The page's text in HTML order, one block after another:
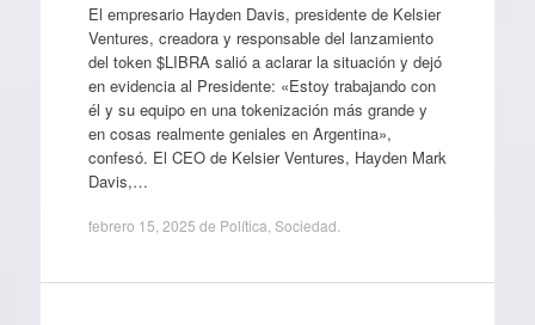
El empresario Hayden Davis, presidente de Kelsier
Ventures, creadora y responsable del lanzamiento
del token $LIBRA salió a aclarar la situación y dejó
en evidencia al Presidente: «Estoy trabajando con
él y su equipo en una tokenización más grande y
en cosas realmente geniales en Argentina»,
confesó. El CEO de Kelsier Ventures, Hayden Mark
Davis,…
febrero 15, 2025 de Política Sociedad